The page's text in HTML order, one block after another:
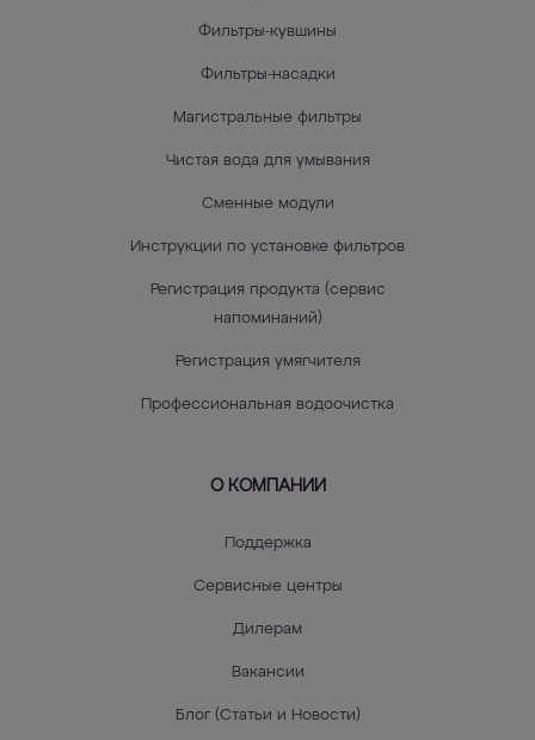
Фильтры-кувшины
Фильтры-насадки
Магистральные фильтры
Чистая вода для умывания
Сменные модули
Инструкции по установке фильтров
Регистрация продукта (сервис
напоминаний)
Регистрация умягчителя
Профессиональная водоочистка
О КОМПАНИИ
Поддержка
Сервисные центры
Дилерам
Вакансии
Блог (Статьи и Новости)